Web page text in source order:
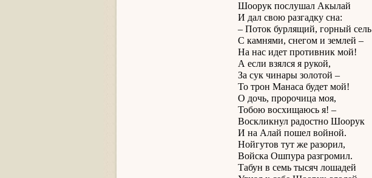
Шоорук послушал Акылай
И дал свою разгадку сна:
– Поток бурлящий, горный сель
С камнями, снегом и землей –
На нас идет противник мой!
А если взялся я рукой,
За сук чинары золотой –
То трон Манаса будет мой!
О дочь, пророчица моя,
Тобою восхищаюсь я! –
Воскликнул радостно Шоорук
И на Алай пошел войной.
Нойгутов тут же разорил,
Войска Ошпура разгромил.
Табун в семь тысяч лошадей